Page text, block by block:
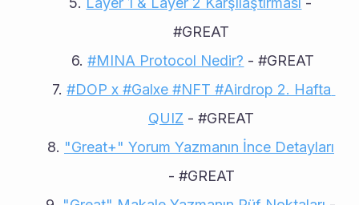
#GREAT
#MINA Protocol Nedir? - #GREAT
#DOP x #Galxe #NFT #Airdrop 2. Hafta
QUIZ - #GREAT
"Great+" Yorum Yazmanın İnce Detayları
- #GREAT